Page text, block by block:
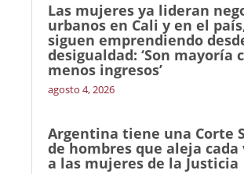
Las mujeres ya lideran
urbanos en Cali y en el
siguen emprendiendo
desigualdad: ‘Son mayoría
menos ingresos’
agosto 4, 2026
Argentina tiene una Corte
de hombres que aleja cada
a las mujeres de la Justicia